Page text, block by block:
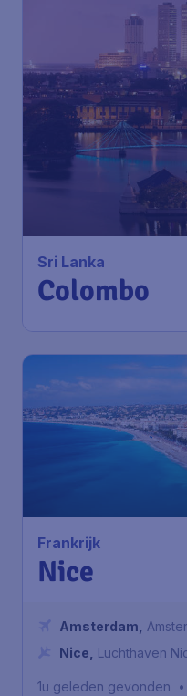
Sri Lanka
Colombo
Frankrijk
Nice
Amsterdam
Airport Schiphol
Nice
Luchthaven
1u geleden gevonden •